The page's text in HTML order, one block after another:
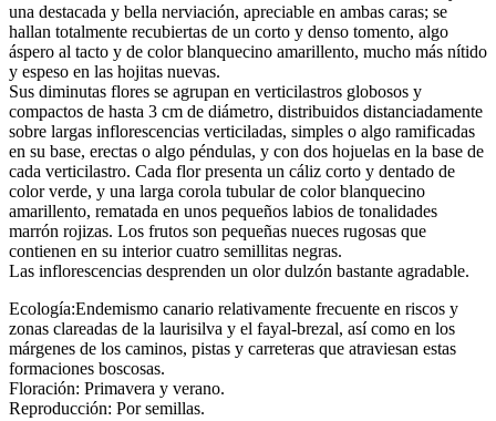
una destacada y bella nerviación, apreciable en ambas caras; se
hallan totalmente recubiertas de un corto y denso tomento, algo
áspero al tacto y de color blanquecino amarillento, mucho más nítido
y espeso en las hojitas nuevas.
Sus diminutas flores se agrupan en verticilastros globosos y
compactos de hasta 3 cm de diámetro, distribuidos distanciadamente
sobre largas inflorescencias verticiladas, simples o algo ramificadas
en su base, erectas o algo péndulas, y con dos hojuelas en la base de
cada verticilastro. Cada flor presenta un cáliz corto y dentado de
color verde, y una larga corola tubular de color blanquecino
amarillento, rematada en unos pequeños labios de tonalidades
marrón rojizas. Los frutos son pequeñas nueces rugosas que
contienen en su interior cuatro semillitas negras.
Las inflorescencias desprenden un olor dulzón bastante agradable.
Ecología:Endemismo canario relativamente frecuente en riscos y
zonas clareadas de la laurisilva y el fayal-brezal, así como en los
márgenes de los caminos, pistas y carreteras que atraviesan estas
formaciones boscosas.
Floración: Primavera y verano.
Reproducción: Por semillas.